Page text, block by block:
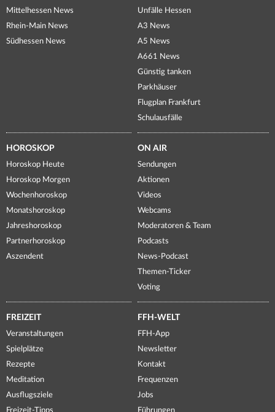
Mittelhessen News
Rhein-Main News
Südhessen News
Unfälle Hessen
A3 News
A5 News
A661 News
Günstig tanken
Parkhäuser
Flugplan Frankfurt
Schulausfälle
HOROSKOP
Horoskop Heute
Horoskop Morgen
Wochenhoroskop
Monatshoroskop
Jahreshoroskop
Partnerhoroskop
Aszendent
ON AIR
Sendungen
Aktionen
Videos
Webcams
Moderatoren & Team
Podcasts
News-Podcast
Themen-Ticker
Voting
FREIZEIT
Veranstaltungen
Spielplätze
Rezepte
Meditation
Ausflugsziele
FFH-WELT
FFH-App
Newsletter
Kontakt
Frequenzen
Jobs